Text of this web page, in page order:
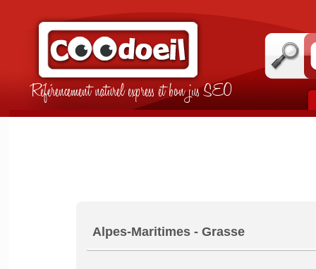
Référencement naturel express et bon jus SEO
Alpes-Maritimes - Grasse